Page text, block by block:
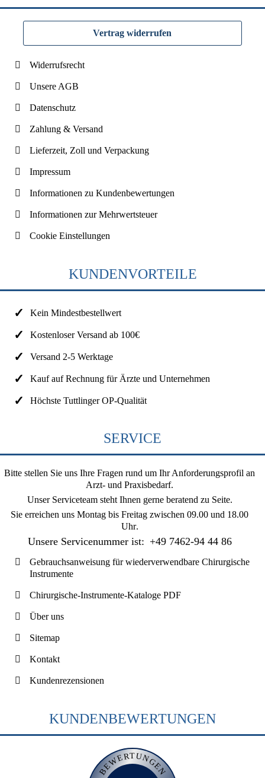
Vertrag widerrufen
Widerrufsrecht
Unsere AGB
Datenschutz
Zahlung & Versand
Lieferzeit, Zoll und Verpackung
Impressum
Informationen zu Kundenbewertungen
Informationen zur Mehrwertsteuer
Cookie Einstellungen
KUNDENVORTEILE
Kein Mindestbestellwert
Kostenloser Versand ab 100€
Versand 2-5 Werktage
Kauf auf Rechnung für Ärzte und Unternehmen
Höchste Tuttlinger OP-Qualität
SERVICE
Bitte stellen Sie uns Ihre Fragen rund um Ihr Anforderungsprofil an
Arzt- und Praxisbedarf.
Unser Serviceteam steht Ihnen gerne beratend zu Seite.
Sie erreichen uns Montag bis Freitag zwischen 09.00 und 18.00
Uhr.
Unsere Servicenummer ist: +49 7462-94 44 86
Gebrauchsanweisung für wiederverwendbare Chirurgische
Instrumente
Chirurgische-Instrumente-Kataloge PDF
Über uns
Sitemap
Kontakt
Kundenrezensionen
KUNDENBEWERTUNGEN
BEWERTUNGEN